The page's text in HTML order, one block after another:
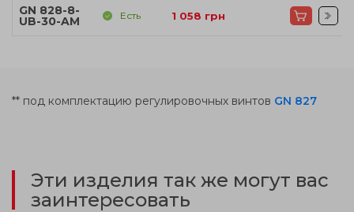
GN 828-8-
UB-30-AM Есть 1 058 грн
** под комплектацию регулировочных винтов GN 827
Эти изделия так же могут вас
заинтересовать